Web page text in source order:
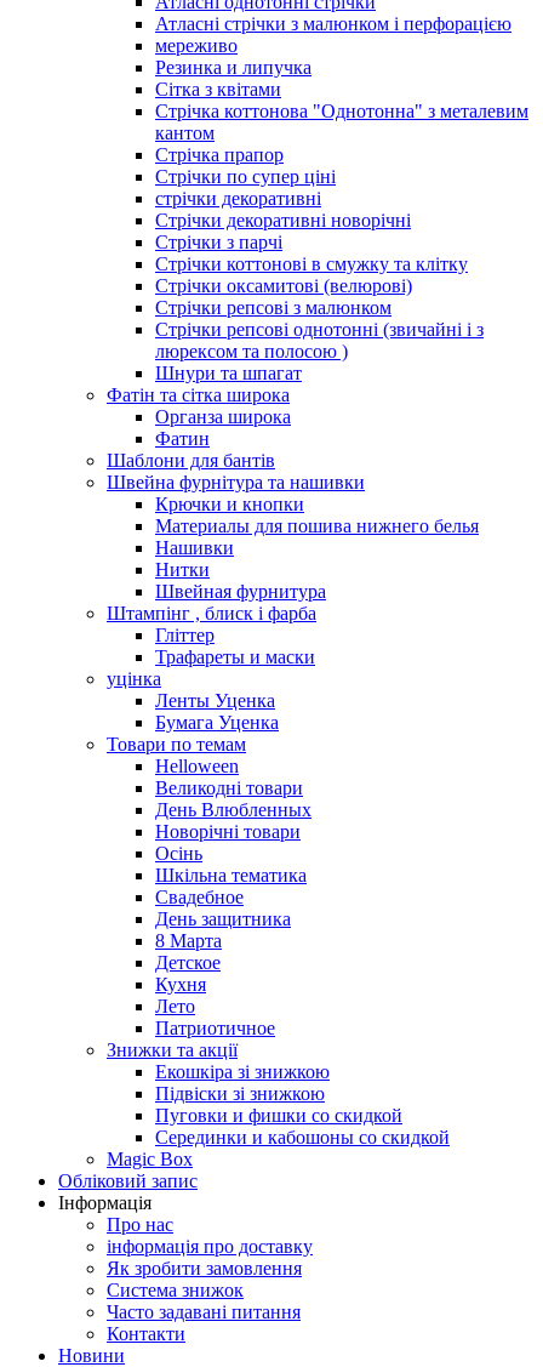
Атласні стрічки з малюнком і перфорацією
мереживо
Резинка и липучка
Сітка з квітами
Стрічка коттонова "Однотонна" з металевим
кантом
Стрічка прапор
Стрічки по супер ціні
стрічки декоративні
Стрічки декоративні новорічні
Стрічки з парчі
Стрічки коттонові в смужку та клітку
Стрічки оксамитові (велюрові)
Стрічки репсові з малюнком
Стрічки репсові однотонні (звичайні і з
люрексом та полосою )
Шнури та шпагат
Фатін та сітка широка
Органза широка
Фатин
Шаблони для бантів
Швейна фурнітура та нашивки
Крючки и кнопки
Материалы для пошива нижнего белья
Нашивки
Нитки
Швейная фурнитура
Штампінг , блиск і фарба
Гліттер
Трафареты и маски
уцінка
Ленты Уценка
Бумага Уценка
Товари по темам
Helloween
Великодні товари
День Влюбленных
Новорічні товари
Осінь
Шкільна тематика
Свадебное
День защитника
8 Марта
Детское
Кухня
Лето
Патриотичное
Знижки та акції
Екошкіра зі знижкою
Підвіски зі знижкою
Пуговки и фишки со скидкой
Серединки и кабошоны со скидкой
Magic Box
Обліковий запис
Інформація
Про нас
інформація про доставку
Як зробити замовлення
Система знижок
Часто задавані питання
Контакти
Новини